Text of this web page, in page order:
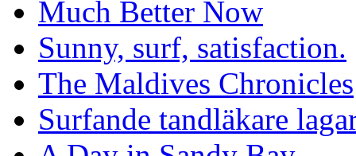
Much Better Now
Sunny, surf, satisfaction.
The Maldives Chronicles
Surfande tandläkare